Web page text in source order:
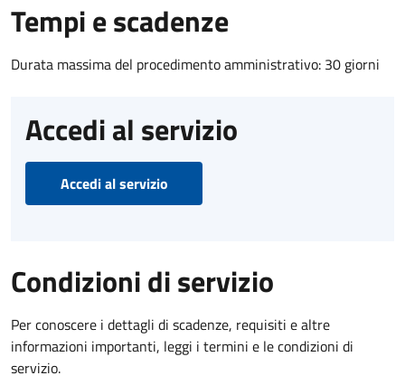
Tempi e scadenze
Durata massima del procedimento amministrativo: 30 giorni
Accedi al servizio
Accedi al servizio
Condizioni di servizio
Per conoscere i dettagli di scadenze, requisiti e altre
informazioni importanti, leggi i termini e le condizioni di
servizio.